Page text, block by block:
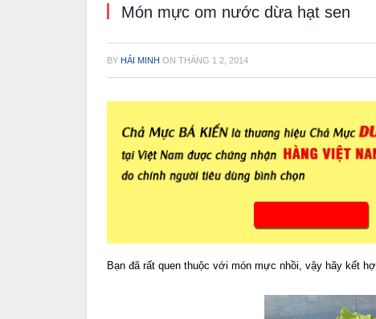
Món mực om nước dừa hạt sen
BY HẢI MINH ON THÁNG 1 2, 2014
Bạn đã rất quen thuộc với món mực nhồi, vậy hãy kết